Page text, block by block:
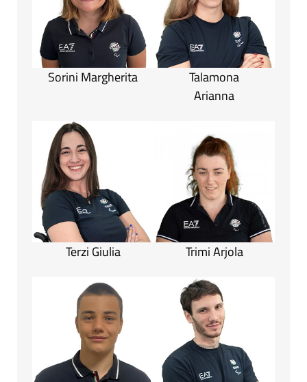
Sorini Margherita
Talamona
Arianna
Terzi Giulia Trimi Arjola